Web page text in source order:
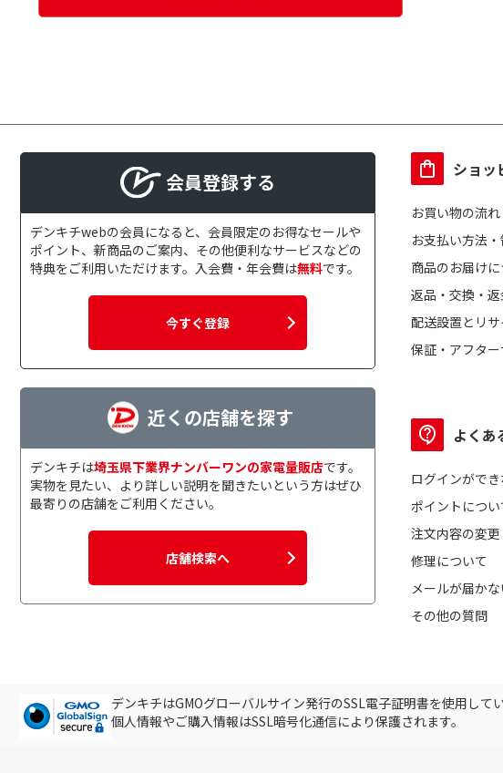
会員登録する
デンキチwebの会員になると、会員限定のお得なセールや
ポイント、新商品のご案内、その他便利なサービスなどの
特典をご利用いただけます。入会費・年会費は無料です。
今すぐ登録
近くの店舗を探す
デンキチは埼玉県下業界ナンバーワンの家電量販店です。
実物を見たい、より詳しい説明を聞きたいという方はぜひ
最寄りの店舗をご利用ください。
店舗検索へ
ショッ
お買い物の流れ
お支払い方法
商品のお届けに
返品・交換・
配送設置とリ
保証・アフタ
よくあ
ログインがで
ポイントについ
注文内容の変
修理について
メールが届かな
その他の質問
デンキチはGMOグローバルサイン発行のSSL電子証明書を使用してい
個人情報やご購入情報はSSL暗号化通信により保護されます。